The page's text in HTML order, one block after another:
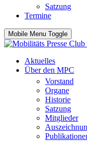
Satzung
Termine
Mobile Menu Toggle
Aktuelles
Über den MPC
Vorstand
Organe
Historie
Satzung
Mitglieder